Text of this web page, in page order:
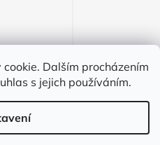
Dalším procházením
s jejich používáním.